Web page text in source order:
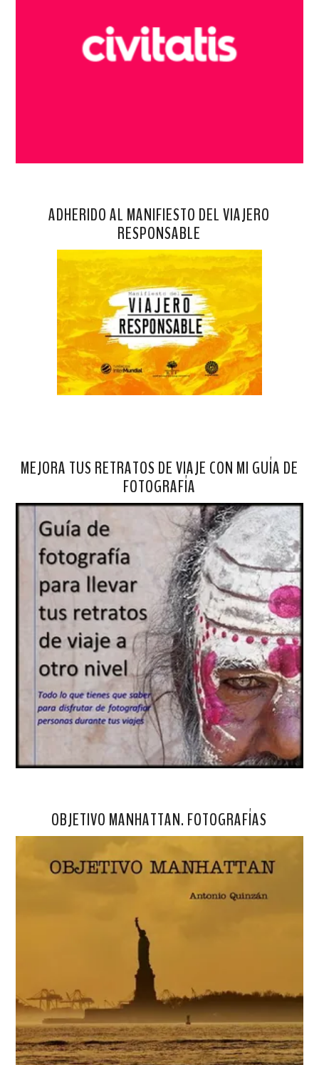
ADHERIDO AL MANIFIESTO DEL VIAJERO
RESPONSABLE
MEJORA TUS RETRATOS DE VIAJE CON MI GUÍA DE
FOTOGRAFÍA
OBJETIVO MANHATTAN. FOTOGRAFÍAS